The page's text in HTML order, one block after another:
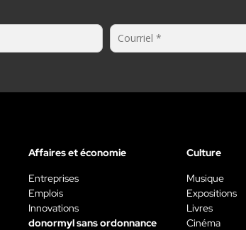
Affaires et économie
Entreprises
Emplois
Innovations
donormyl sans ordonnance
Culture
Musique
Expositions
Livres
Cinéma